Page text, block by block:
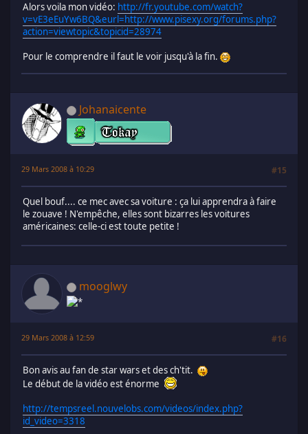
Alors voila mon vidéo: http://fr.youtube.com/watch?
v=vE3eEuYw6BQ&eurl=http://www.pisexy.org/forums.php?
action=viewtopic&topicid=28974
Pour le comprendre il faut le voir jusqu'à la fin.
Johanaicente
29 Mars 2008 à 10:29 #15
Quel bouf.... ce mec avec sa voiture : ça lui apprendra à faire
le zouave ! N'empêche, elles sont bizarres les voitures
américaines: celle-ci est toute petite !
mooglwy
29 Mars 2008 à 12:59 #16
Bon avis au fan de star wars et des ch'tit.
Le début de la vidéo est énorme
http://tempsreel.nouvelobs.com/videos/index.php?
id_video=3318